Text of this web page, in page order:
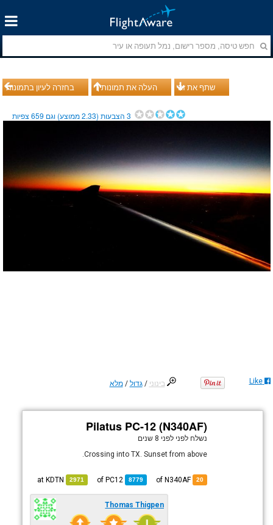
בחזרה לעיון בתמונות העלה את תמונותיך שתף את זה
3הצבעות (2.33ממוצע) וגם 659צפיות
בינוני /גדול /מלא Like
Pilatus PC-12 (N340AF)
נשלח לפני לפני 8 שנים
Crossing into TX. Sunset from above.
20
of N340AF
8779
PC12
2971
KDTN
Thomas Thigpen